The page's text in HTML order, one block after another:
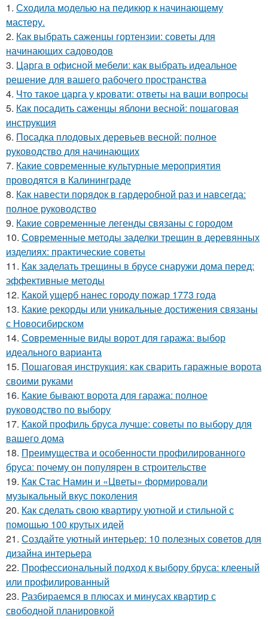
1. Сходила моделью на педикюр к начинающему
мастеру.
2. Как выбрать саженцы гортензии: советы для
начинающих садоводов
3. Царга в офисной мебели: как выбрать идеальное
решение для вашего рабочего пространства
4. Что такое царга у кровати: ответы на ваши вопросы
5. Как посадить саженцы яблони весной: пошаговая
инструкция
6. Посадка плодовых деревьев весной: полное
руководство для начинающих
7. Какие современные культурные мероприятия
проводятся в Калининграде
8. Как навести порядок в гардеробной раз и навсегда:
полное руководство
9. Какие современные легенды связаны с городом
10. Современные методы заделки трещин в деревянных
изделиях: практические советы
11. Как заделать трещины в брусе снаружи дома перед:
эффективные методы
12. Какой ущерб нанес городу пожар 1773 года
13. Какие рекорды или уникальные достижения связаны
с Новосибирском
14. Современные виды ворот для гаража: выбор
идеального варианта
15. Пошаговая инструкция: как сварить гаражные ворота
своими руками
16. Какие бывают ворота для гаража: полное
руководство по выбору
17. Какой профиль бруса лучше: советы по выбору для
вашего дома
18. Преимущества и особенности профилированного
бруса: почему он популярен в строительстве
19. Как Стас Намин и «Цветы» формировали
музыкальный вкус поколения
20. Как сделать свою квартиру уютной и стильной с
помощью 100 крутых идей
21. Создайте уютный интерьер: 10 полезных советов для
дизайна интерьера
22. Профессиональный подход к выбору бруса: клееный
или профилированный
23. Разбираемся в плюсах и минусах квартир с
свободной планировкой